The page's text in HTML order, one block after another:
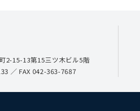
2-15-13第15三ツ木ビル5階
／ FAX 042-363-7687